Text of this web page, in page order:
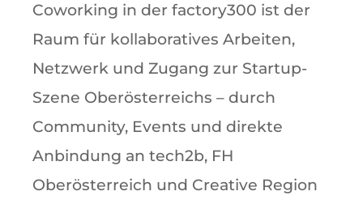
Coworking in der factory300 ist der
Raum für kollaboratives Arbeiten,
Netzwerk und Zugang zur Startup-
Szene Oberösterreichs – durch
Community, Events und direkte
Anbindung an tech2b, FH
Oberösterreich und Creative Region